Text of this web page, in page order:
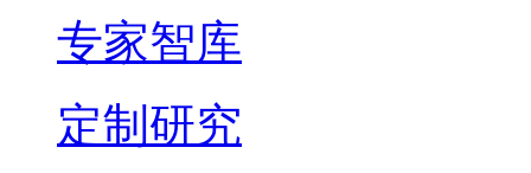
专家智库
定制研究